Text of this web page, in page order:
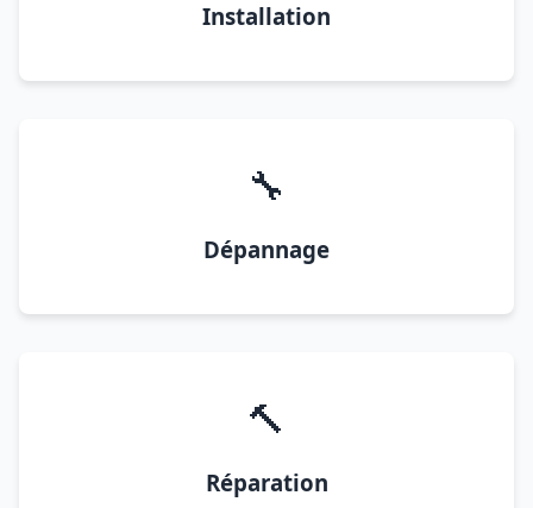
Installation
🔧
Dépannage
🔨
Réparation